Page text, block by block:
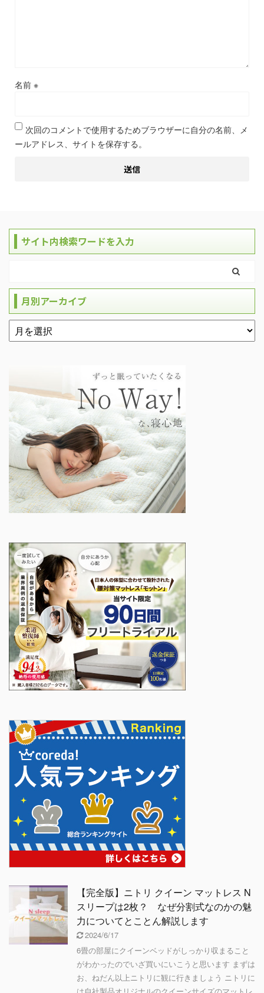
名前 ※
次回のコメントで使用するためブラウザーに自分の名前、メ
ールアドレス、サイトを保存する。
サイト内検索ワードを入力
月別アーカイブ
【完全版】ニトリ クイーン マットレス N
スリープは2枚？ なぜ分割式なのかの魅
力についてとことん解説します
2024/6/17
6畳の部屋にクイーンベッドがしっかり収まること
がわかったのでいざ買いにいこうと思います まずは
お、ねだん以上ニトリに観に行きましょう ニトリに